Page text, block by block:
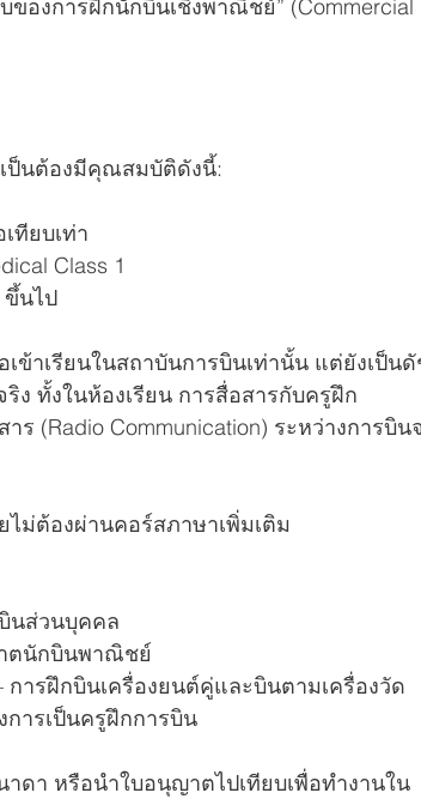
ของการฝึกนักบินเชิงพาณิชย์” (Commercial
ป็นต้องมีคุณสมบัติดังนี้:
ทียบเท่า
Class 1
ขึ้นไป
อเข้าเรียนในสถาบันการบินเท่านั้น แต่ยังเป็น
ทั้งในห้องเรียน การสื่อสารกับครูฝึก
(Radio Communication) ระหว่างการบิน
ม่ต้องผ่านคอร์สภาษาเพิ่มเติม
นส่วนบุคคล
าตนักบินพาณิชย์
การฝึกบินเครื่องยนต์คู่และบินตามเครื่องวัด
การเป็นครูฝึกการบิน
ดา หรือนำใบอนุญาตไปเทียบเพื่อทำงานใน